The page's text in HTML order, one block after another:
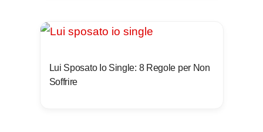
Lui Sposato Io Single: 8 Regole per Non
Soffrire